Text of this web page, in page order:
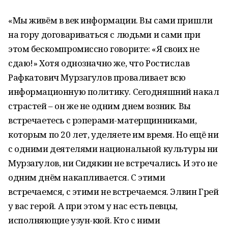
«Мы живём в век информации. Вы сами пришли
на гору договариваться с людьми и сами при
этом бескомпромиссно говорите: «Я своих не
сдаю!» Хотя однозначно же, что Ростислав
Рафкатович Мурзагулов проваливает всю
информационную политику. Сегодняшний накал
страстей – он же не одним днем возник. Вы
встречаетесь с рэперами-матерщинниками,
которым по 20 лет, уделяете им время. Но ещё ни
с одними деятелями национальной культуры ни
Мурзагулов, ни Сидякин не встречались. И это не
одним днём накапливается. С этими
встречаемся, с этими не встречаемся. Элвин Грей
у вас герой. А при этом у нас есть певцы,
исполняющие узун-кюй. Кто с ними